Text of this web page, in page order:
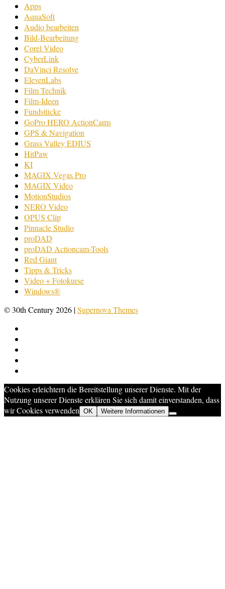
Apps
AquaSoft
Audio bearbeiten
Bild-Bearbeitung
Corel Video
CyberLink
DaVinci Resolve
ElevenLabs
Film Technik
Film-Ideen
Fundstücke
GoPro HERO ActionCams
GPS & Navigation
Grass Valley EDIUS
HitPaw
KI
MAGIX Vegas Pro
MAGIX Video
MotionStudios
NERO Video
OPUS Clip
Pinnacle Studio
proDAD
proDAD Actioncam-Tools
Red Giant
Tipps & Tricks
Video + Fotokurse
Windows®
© 30th Century 2026 |Supernova Themes
Cookies erleichtern die Bereitstellung unserer Dienste. Mit der
Nutzung unserer Dienste erklären Sie sich damit einverstanden, dass
wir Cookies verwenden OK Weitere Informationen